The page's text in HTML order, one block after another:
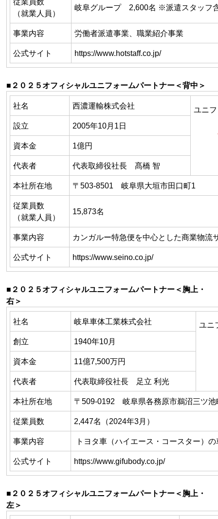
（就業人員）
岐阜グループ 2,600名 ※派遣スタッフ
事業内容 労働者派遣事業、職業紹介事業
公式サイト https://www.hotstaff.co.jp/
■２０２５オフィシャルユニフォームパートナー＜背中＞
社名 西濃運輸株式会社
ユニ
設立
2005年10月 1日
資本金 1億円
代表者 代表取締役社長 髙橋 智
本社所在地 〒503-8501 岐阜県大垣市田口町1
従業員数
（就業人員）
15,873名
事業内容 カンガルー特急便を中心とした商業物流
公式サイト https://www.seino.co.jp/
■２０２５オフィシャルユニフォームパートナー＜胸上・
右＞
社名 岐阜車体工業株式会社
ユニ
創立
1940年10月
資本金 11億7,500万円
代表者 代表取締役社長 足立 利光
本社所在地 〒509-0192 岐阜県各務原市鵜沼三ツ池
従業員数 2,447名（2024年3月）
事業内容 トヨタ車（ハイエース・コースター）
公式サイト https://www.gifubody.co.jp/
■２０２５オフィシャルユニフォームパートナー＜胸上・
左＞